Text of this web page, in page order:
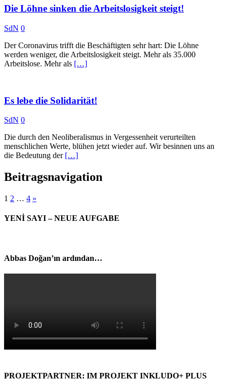
Die Löhne sinken die Arbeitslosigkeit steigt!
SdN 0
Der Coronavirus trifft die Beschäftigten sehr hart: Die Löhne
werden weniger, die Arbeitslosigkeit steigt. Mehr als 35.000
Arbeitslose. Mehr als […]
Es lebe die Solidarität!
SdN 0
Die durch den Neoliberalismus in Vergessenheit verurteilten
menschlichen Werte, blühen jetzt wieder auf. Wir besinnen uns an
die Bedeutung der […]
Beitragsnavigation
1 2 … 4 »
YENİ SAYI – NEUE AUFGABE
Abbas Doğan’ın ardından…
PROJEKTPARTNER: IM PROJEKT INKLUDO+ PLUS